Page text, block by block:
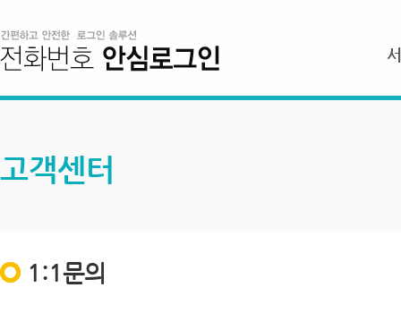
고객센터
1:1문의